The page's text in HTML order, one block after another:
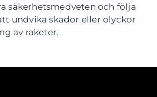
säkerhetsmedveten och följa
undvika skador eller olyckor
av raketer.